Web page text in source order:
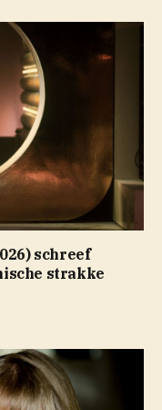
schreef
strakke